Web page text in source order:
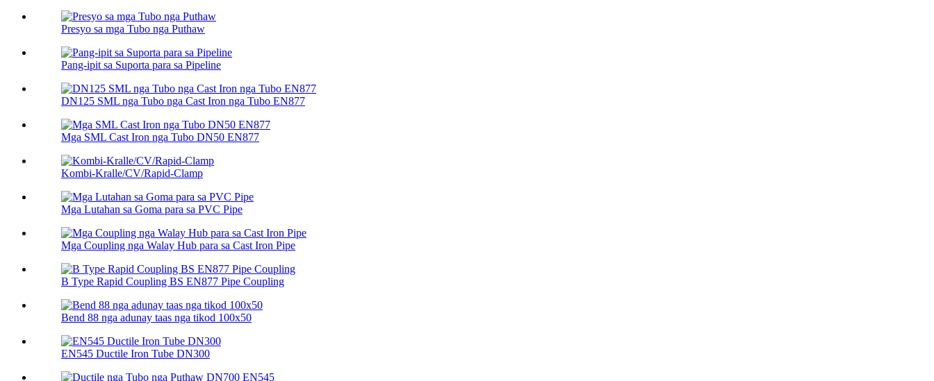
Presyo sa mga Tubo nga Puthaw
Pang-ipit sa Suporta para sa Pipeline
DN125 SML nga Tubo nga Cast Iron nga Tubo EN877
Mga SML Cast Iron nga Tubo DN50 EN877
Kombi-Kralle/CV/Rapid-Clamp
Mga Lutahan sa Goma para sa PVC Pipe
Mga Coupling nga Walay Hub para sa Cast Iron Pipe
B Type Rapid Coupling BS EN877 Pipe Coupling
Bend 88 nga adunay taas nga tikod 100х50
EN545 Ductile Iron Tube DN300